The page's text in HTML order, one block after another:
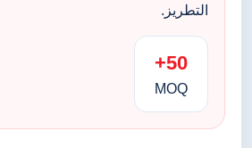
التطريز.
50+
MOQ